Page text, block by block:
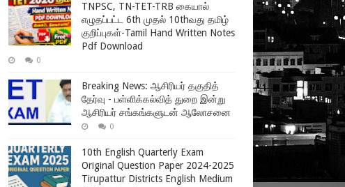
TNPSC, TN-TET-TRB கையால்
எழுதப்பட்ட 6th முதல் 10thவது தமிழ்
குறிப்புகள்-Tamil Hand Written Notes
Pdf Download
0
Breaking News: ஆசிரியர் தகுதித்
தேர்வு - பள்ளிக்கல்வித் துறை இன்று
ஆசிரியர் சங்கங்களுடன் ஆலோசனை
0
10th English Quarterly Exam
Original Question Paper 2024-2025
Tirupattur Districts English Medium